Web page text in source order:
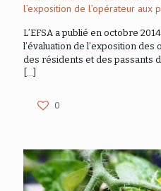
l’exposition de l’opérateur aux
L’EFSA a publié en octobre
l’évaluation de l’exposition
des résidents et des passants
0